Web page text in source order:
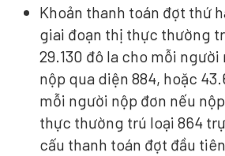
Khoản thanh toán đợt thứ
giai đoạn thị thực thường
29.130 đô la cho mỗi người
nộp qua diện 884, hoặc
mỗi người nộp đơn nếu
thực thường trú loại 864
cấu thanh toán đợt đầu